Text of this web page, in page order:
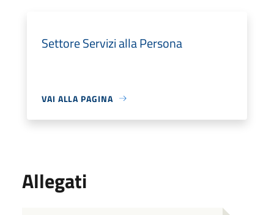
Settore Servizi alla Persona
VAI ALLA PAGINA
Allegati